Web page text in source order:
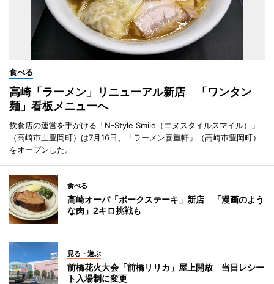
食べる
高崎「ラーメン」リニューアル新店 「ワンタン
麺」看板メニューへ
飲食店の運営を手がける「N-Style Smile（エヌスタイルスマイル）」
（高崎市上豊岡町）は7月16日、「ラーメン喜重軒」（高崎市豊岡町）
をオープンした。
食べる
高崎オーパ「ポークステーキ」新店 「漫画のよう
な肉」2キロ挑戦も
見る・遊ぶ
前橋花火大会「前橋リリカ」屋上開放 当日レシー
ト入場制に変更